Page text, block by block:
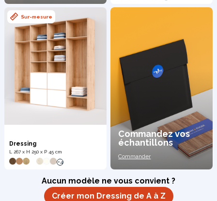
Sur-mesure
Dressing
L 267 x H 250 x P 45 cm
+4
Commandez vos
échantillons
Commander
Aucun modèle ne vous convient ?
Créer mon Dressing de A à Z